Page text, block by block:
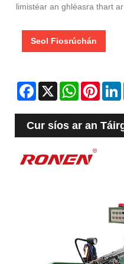
limistéar an ghléasra thart
Seol Fiosrúchán
Facebook
X WhatsApp
Cur síos ar an